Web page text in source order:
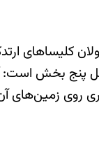
کلیساهای
بخش است:
روی